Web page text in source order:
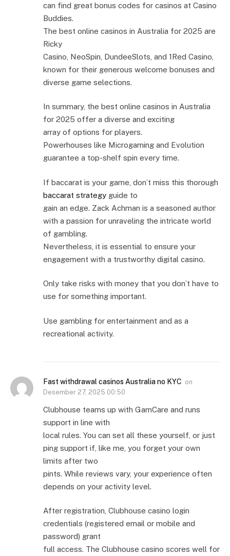
can find great bonus codes for casinos at Casino
Buddies.
The best online casinos in Australia for 2025 are
Ricky
Casino, NeoSpin, DundeeSlots, and 1Red Casino,
known for their generous welcome bonuses and
diverse game selections.
In summary, the best online casinos in Australia
for 2025 offer a diverse and exciting
array of options for players.
Powerhouses like Microgaming and Evolution
guarantee a top-shelf spin every time.
If baccarat is your game, don’t miss this thorough
baccarat strategy guide to
gain an edge. Zack Achman is a seasoned author
with a passion for unraveling the intricate world
of gambling.
Nevertheless, it is essential to ensure your
engagement with a trustworthy digital casino.
Only take risks with money that you don’t have to
use for something important.
Use gambling for entertainment and as a
recreational activity.
Fast withdrawal casinos Australia no KYC on
Desember 27, 2025 00:50
Clubhouse teams up with GamCare and runs
support in line with
local rules. You can set all these yourself, or just
ping support if, like me, you forget your own
limits after two
pints. While reviews vary, your experience often
depends on your activity level.
After registration, Clubhouse casino login
credentials (registered email or mobile and
password) grant
full access. The Clubhouse casino scores well for